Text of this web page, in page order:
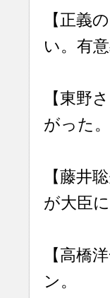
【正義
い。有意
【東野
がった
【藤井
が大臣
【高橋
ン。